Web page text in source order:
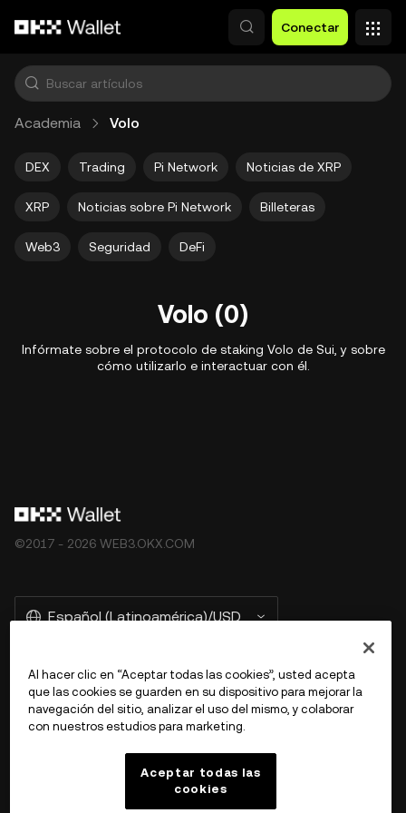
Conectar
Academia Volo
DEX Trading Pi Network Noticias de XRP
XRP Noticias sobre Pi Network Billeteras
Web3 Seguridad DeFi
Volo (0)
Infórmate sobre el protocolo de staking Volo de Sui, y sobre
cómo utilizarlo e interactuar con él.
©2017 - 2026 WEB3.OKX.COM
Español (Latinoamérica)/USD
Más información sobre OKX Web3
Al hacer clic en “Aceptar todas las cookies”, usted acepta
que las cookies se guarden en su dispositivo para mejorar la
navegación del sitio, analizar el uso del mismo, y colaborar
con nuestros estudios para marketing.
Aceptar todas las
cookies